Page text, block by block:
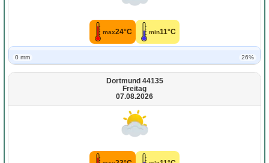
max24°C min11°C
0 mm 26%
Dortmund 44135
Freitag
07.08.2026